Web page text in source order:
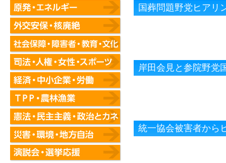
国葬問題野党ヒアリ
岸田会見と参院野党
統一協会被害者から